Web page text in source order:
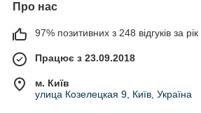
Про нас
97% позитивних з 248 відгуків за рік
Працює з 23.09.2018
м. Київ
улица Козелецкая 9, Київ, Україна